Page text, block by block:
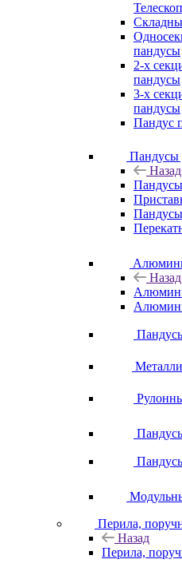
пандусы
2-х
пандусы
3-х
пандусы
Пандус
Пандусы
Назад
Назад
Перила,
Назад
Перила,